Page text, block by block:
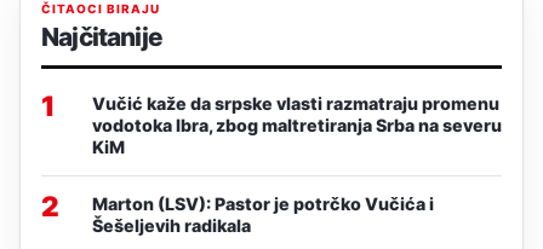
ČITAOCI BIRAJU
Najčitanije
1
Vučić kaže da srpske vlasti razmatraju promenu
vodotoka Ibra, zbog maltretiranja Srba na severu
KiM
2
Marton (LSV): Pastor je potrčko Vučića i
Šešeljevih radikala